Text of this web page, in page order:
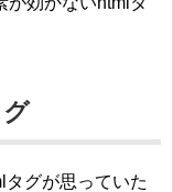
グが思っていた